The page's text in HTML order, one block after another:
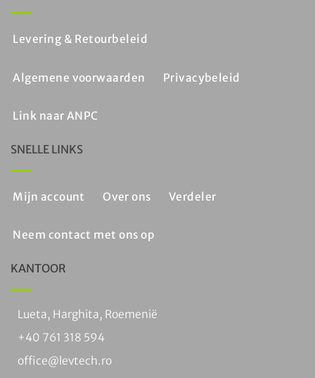
Levering & Retourbeleid
Algemene voorwaarden Privacybeleid
Link naar ANPC
SNELLE LINKS
Mijn account Over ons Verdeler
Neem contact met ons op
KANTOOR
Lueta, Harghita, Roemenië
+40 761 318 594
office@levtech.ro